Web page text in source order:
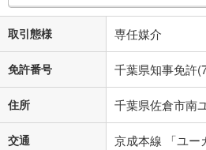
取引態様 専任媒介
免許番号 千葉県知事免許
住所 千葉県佐倉市南
交通 京成本線 「ユー